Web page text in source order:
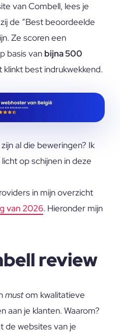
van Combell, lees je
de “Best beoordeelde
Ze scoren een
basis van bijna 500
klinkt best indrukwekkend.
al die beweringen? Ik
op schijnen in deze
in mijn overzicht
van 2026. Hieronder mijn
review
mustom kwalitatieve
aan je klanten. Waarom?
de websites van je